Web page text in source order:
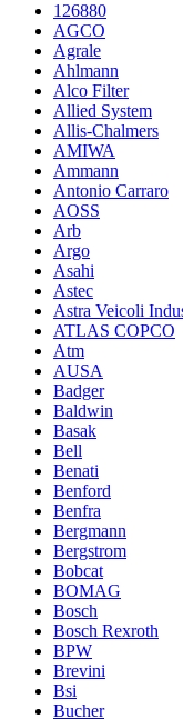
126880
AGCO
Agrale
Ahlmann
Alco Filter
Allied System
Allis-Chalmers
AMIWA
Ammann
Antonio Carraro
AOSS
Arb
Argo
Asahi
Astec
Astra Veicoli
ATLAS COPCO
Atm
AUSA
Badger
Baldwin
Basak
Bell
Benati
Benford
Benfra
Bergmann
Bergstrom
Bobcat
BOMAG
Bosch
Bosch Rexroth
BPW
Brevini
Bsi
Bucher